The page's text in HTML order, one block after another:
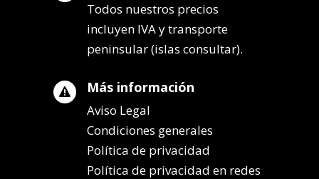
Todos nuestros precios
incluyen IVA y transporte
peninsular (islas consultar).
 Más información
Aviso Legal
Condiciones generales
Política de privacidad
Política de privacidad en redes